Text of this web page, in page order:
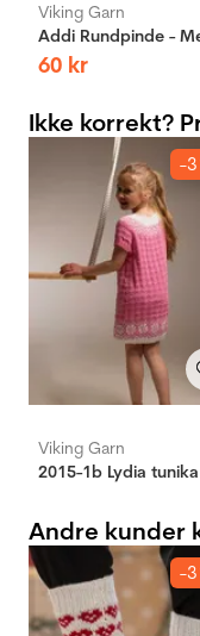
Viking Garn
60 kr
Ikke korrekt?
-
Viking Garn
2015-1b Lydia tunika
Andre kunder
-